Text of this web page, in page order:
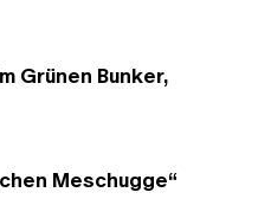
Grünen Bunker,
Meschugge“